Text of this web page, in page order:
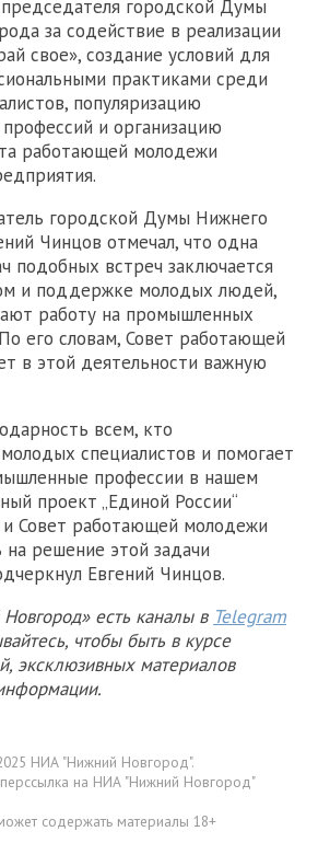
председателя городской Думы
за содействие в реализации
свое», создание условий для
практиками среди
популяризацию
и организацию
работающей молодежи
городской Думы Нижнего
Чинцов отмечал, что одна
подобных встреч заключается
и поддержке молодых людей,
работу на промышленных
его словам, Совет работающей
в этой деятельности важную
всем, кто
специалистов и помогает
профессии в нашем
проект „Единой России“
и Совет работающей молодежи
на решение этой задачи
Евгений Чинцов.
есть каналы в Telegram
чтобы быть в курсе
эксклюзивных материалов
НИА "Нижний Новгород".
на НИА "Нижний Новгород"
содержать материалы 18+